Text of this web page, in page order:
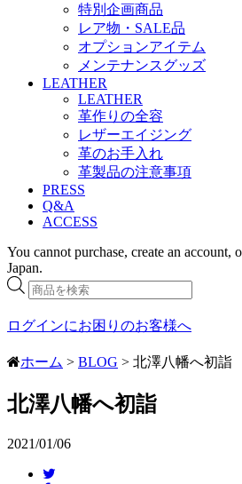
特別企画商品
レア物・SALE品
オプションアイテム
メンテナンスグッズ
LEATHER
LEATHER
革作りの全容
レザーエイジング
革のお手入れ
革製品の注意事項
PRESS
Q&A
ACCESS
You cannot purchase, create an account,
Japan.
商
品
検
ログインにお困りのお客様へ
ホーム > BLOG > 北澤八幡へ初詣
北澤八幡へ初詣
2021/01/06